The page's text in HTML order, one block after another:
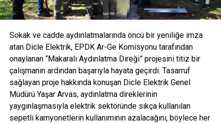
küresel teknoloji ve tecrübelerle geliştirilmiş ürün ve renk
Amstredam Hollanda’da bulunan AkzoNobel, Global
Fortune 500 Şirketleri arasında yer alıyor ve
sürdürülebilirlik alanında sürekli olarak lider konumda
sınıflandırılıyor. AkzoNobel’in dünya çapında 80’den fazla
ülkede, 55 bin Kendini Mükemmelliği ve Yarının Cevaplarını
Bugünden Elde Etmeye adamış çalışanı bulunuyor.
www.marshallboya.com.tr
Sokak ve cadde aydınlatmalarında öncü bir yeniliğe imza
atan Dicle Elektrik, EPDK Ar-Ge Komisyonu tarafından
onaylanan “Makaralı Aydınlatma Direği” projesini titiz bir
çalışmanın ardından başarıyla hayata geçirdi. Tasarruf
sağlayan proje hakkında konuşan Dicle Elektrik Genel
Müdürü Yaşar Arvas, aydınlatma direklerinin
yaygınlaşmasıyla elektrik sektöründe sıkça kullanılan
sepetli kamyonetlerin kullanımının azalacağını, böylece her